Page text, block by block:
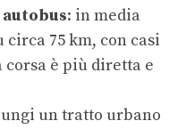
autobus: in media
circa 75 km, con casi
è più diretta e
un tratto urbano